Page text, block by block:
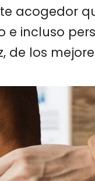
acogedor
e incluso
de los